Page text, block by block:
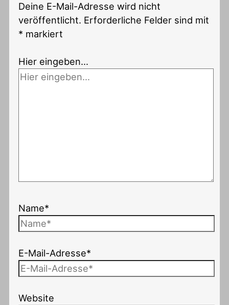
Deine E-Mail-Adresse wird nicht
veröffentlicht. Erforderliche Felder sind mit
* markiert
Hier eingeben…
Name*
E-Mail-Adresse*
Website